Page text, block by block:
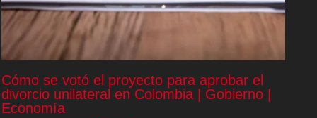
Cómo se votó el proyecto para aprobar el
divorcio unilateral en Colombia | Gobierno |
Economía